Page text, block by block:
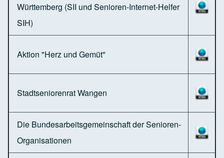
Württemberg (SII und Senioren-Internet-Helfer
SIH)
Aktion "Herz und Gemüt"
Stadtseniorenrat Wangen
Die Bundesarbeitsgemeinschaft der Senioren-
Organisationen